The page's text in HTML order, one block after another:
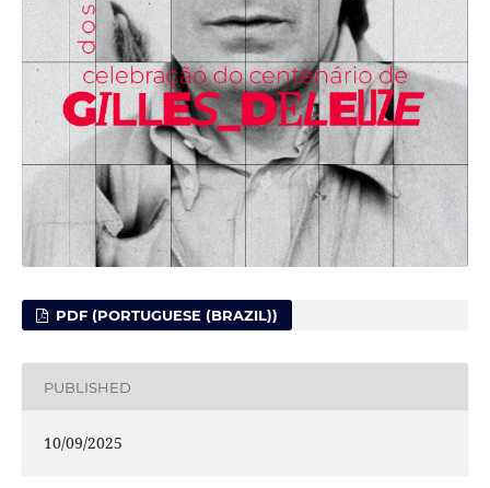
PDF (PORTUGUESE (BRAZIL))
PUBLISHED
10/09/2025